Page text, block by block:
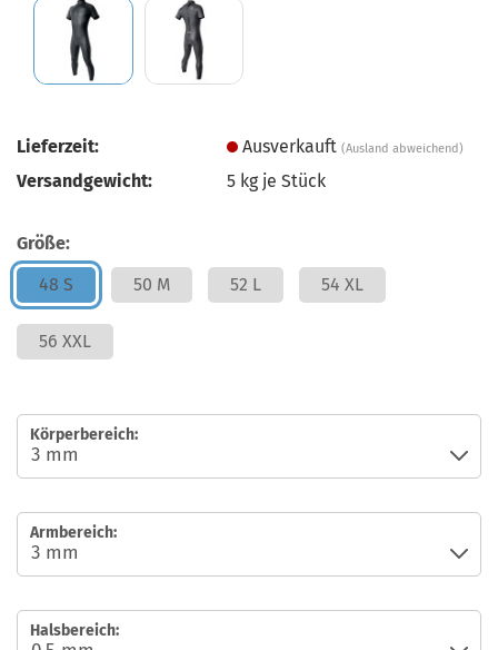
Lieferzeit: Ausverkauft(Ausland abweichend)
Versandgewicht: 5 kg je Stück
Größe:
48 S
50 M 52 L 54 XL
56 XXL
Körperbereich:
Armbereich:
Halsbereich: